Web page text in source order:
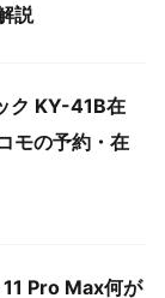
説
ク KY-41B在
モの予約・在
Pro Max何が